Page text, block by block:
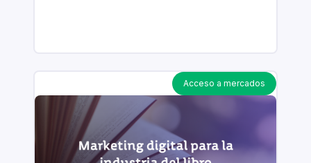
Acceso a mercados